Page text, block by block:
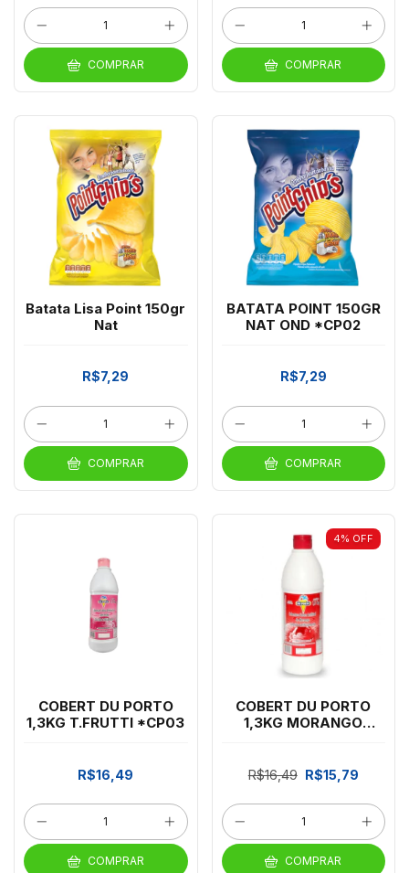
COMPRAR COMPRAR
Batata Lisa Point 150gr
Nat
R$7,29
COMPRAR
BATATA POINT 150GR
NAT OND *CP02
R$7,29
COMPRAR
COBERT DU PORTO
1,3KG T.FRUTTI *CP03
R$16,49
COMPRAR
4% OFF
COBERT DU PORTO
1,3KG MORANGO
R$16,49 R$15,79
COMPRAR